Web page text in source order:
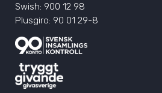
Swish: 900 12 98
Plusgiro: 90 01 29-8